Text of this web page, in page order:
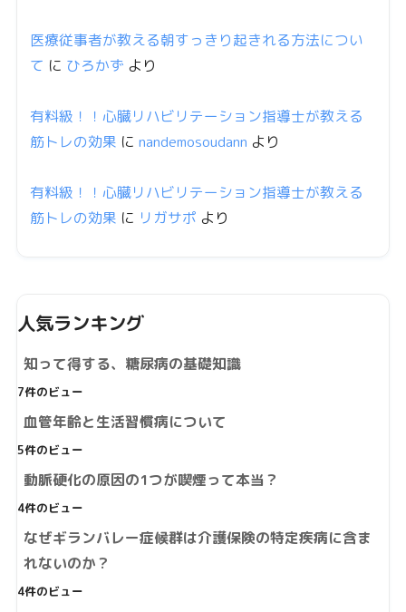
医療従事者が教える朝すっきり起きれる方法につい
て に ひろかず より
有料級！！心臓リハビリテーション指導士が教える
筋トレの効果 に nandemosoudann より
有料級！！心臓リハビリテーション指導士が教える
筋トレの効果 に リガサポ より
人気ランキング
知って得する、糖尿病の基礎知識
7件のビュー
血管年齢と生活習慣病について
5件のビュー
動脈硬化の原因の1つが喫煙って本当？
4件のビュー
なぜギランバレー症候群は介護保険の特定疾病に含ま
れないのか？
4件のビュー